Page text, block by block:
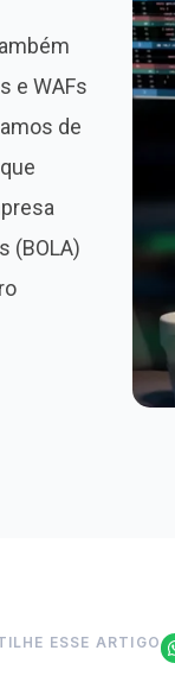
e WAFs
de
(BOLA)
ESSE ARTIGO